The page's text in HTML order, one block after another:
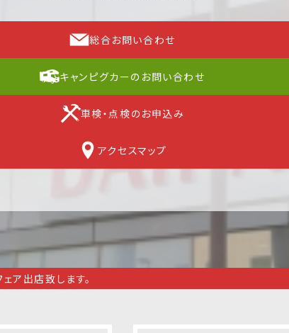
総合お問い合わせ
キャンピグカーのお問い合わせ
車検・点検のお申込み
アクセスマップ
ア出店致します。